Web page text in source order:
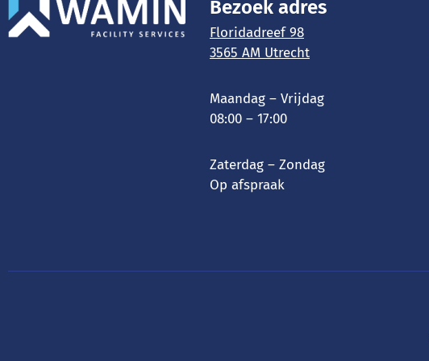
Bezoek adres
Floridadreef 98
3565 AM Utrecht
Maandag – Vrijdag
08:00 – 17:00
Zaterdag – Zondag
Op afspraak